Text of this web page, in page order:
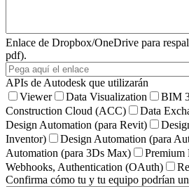
Enlace de Dropbox/OneDrive para
pdf).
APIs de Autodesk que utilizarán
Viewer
Data Visualization
BIM
Construction Cloud (ACC)
Data
Design Automation (para Revit)
Inventor)
Design Automation (para
Automation (para 3Ds Max)
Premium
Webhooks, Authentication (OAuth)
Confirma cómo tu y tu equipo podrían